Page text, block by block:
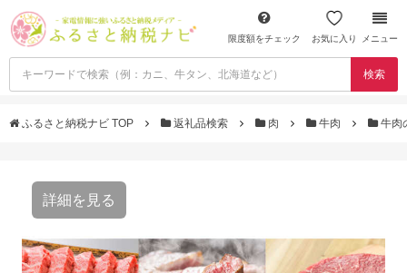
限度額をチェック お気に入り メニュー
検索
ふるさと納税ナビ TOP 返礼品検索 肉 牛肉 牛肉
詳細を見る